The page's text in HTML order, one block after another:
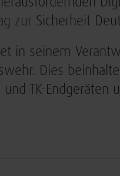
zur Sicherheit
in seinem
Dies
TK-Endgeräten